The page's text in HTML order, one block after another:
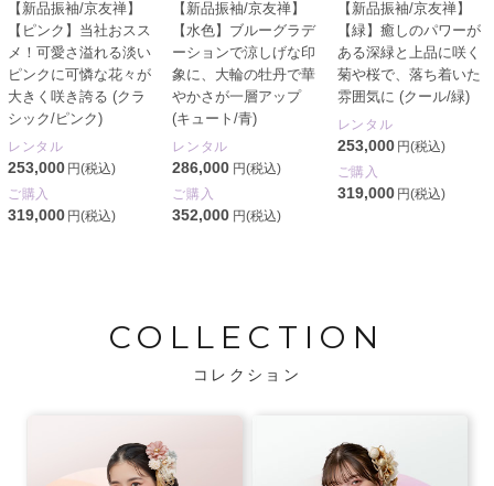
【新品振袖/京友禅】
【ピンク】当社おスス
メ！可愛さ溢れる淡い
ピンクに可憐な花々が
大きく咲き誇る (クラ
シック/ピンク)
レンタル
253,000 円(税込)
ご購入
319,000 円(税込)
【新品振袖/京友禅】
【水色】ブルーグラデ
ーションで涼しげな印
象に、大輪の牡丹で華
やかさが一層アップ
(キュート/青)
レンタル
286,000 円(税込)
ご購入
352,000 円(税込)
【新品振袖/京友禅】
【緑】癒しのパワーが
ある深緑と上品に咲く
菊や桜で、落ち着いた
雰囲気に (クール/緑)
レンタル
253,000 円(税込)
ご購入
319,000 円(税込)
COLLECTION
コレクション